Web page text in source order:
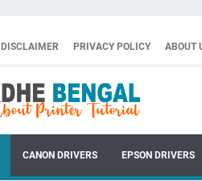
DISCLAIMER PRIVACY POLICY ABOUT
CANON DRIVERS EPSON DRIVERS